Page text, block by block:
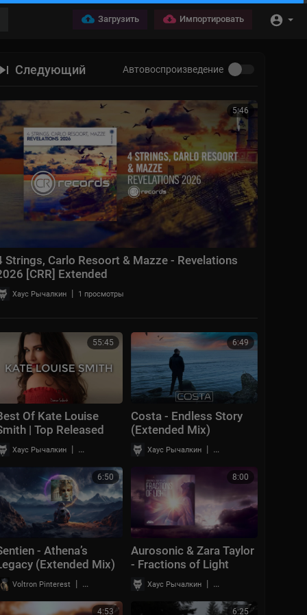
Загрузить Импортировать
Следующий Автовоспроизведение
5:46
Strings, Carlo Resoort & Mazze - Revelations
[CRR] Extended
Хаус Рычалкин | 1 просмотры
55:45
Of Kate Louise
| Top Released
| Vocal Trance
Mix
Хаус Рычалкин | 13 просмотры
6:49
Costa - Endless Story
(Extended Mix)
Хаус Рычалкин | 9 просмотры
6:50
- Athena’s
(Extended Mix)
Voltron Pinterest | 11 просмотры
8:00
Aurosonic & Zara Taylor
- Fractions of Light
(Extended)
Хаус Рычалкин | 17 просмотры
4:53 6:25